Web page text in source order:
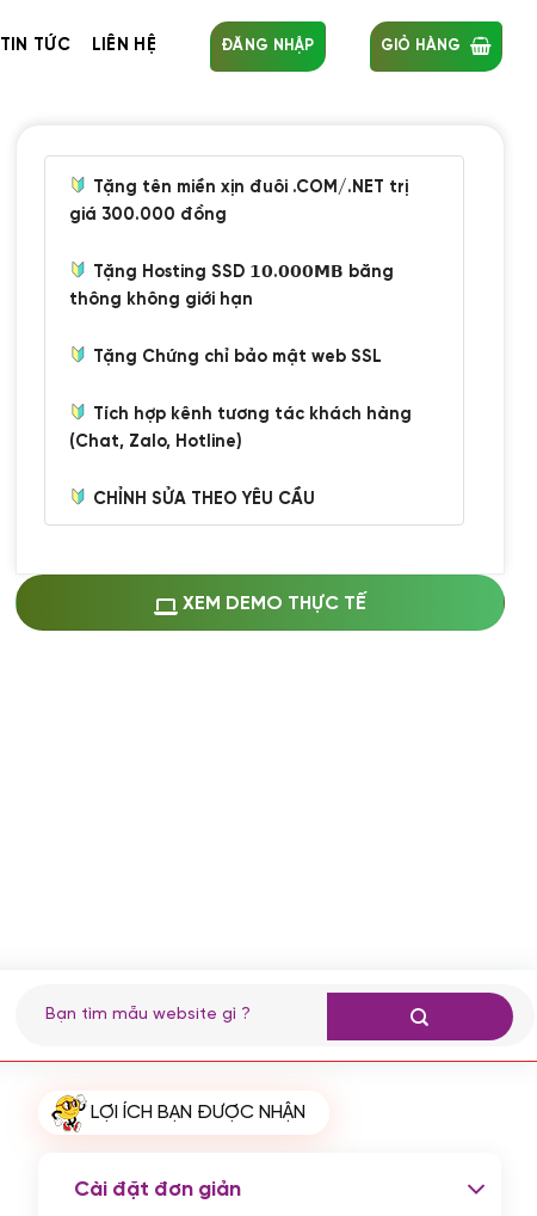
TIN TỨC LIÊN HỆ ĐĂNG NHẬP GIỎ HÀNG
Tặng tên miền xịn đuôi .COM/.NET trị
giá 300.000 đồng
Tặng Hosting SSD 𝟭𝟬.𝟬𝟬𝟬𝗠𝗕 băng
thông không giới hạn
Tặng Chứng chỉ bảo mật web SSL
Tích hợp kênh tương tác khách hàng
(Chat, Zalo, Hotline)
CHỈNH SỬA THEO YÊU CẦU
Thay logo + thông tin doanh nghiệp
(+100.000 VND)
Cài đặt plugin theo yêu cầu
(+100.000 VND)
qua ngân hàng vietcombank,
XEM DEMO THỰC TẾ
kiếm:
LỢI ÍCH BẠN ĐƯỢC NHẬN
Cài đặt đơn giản